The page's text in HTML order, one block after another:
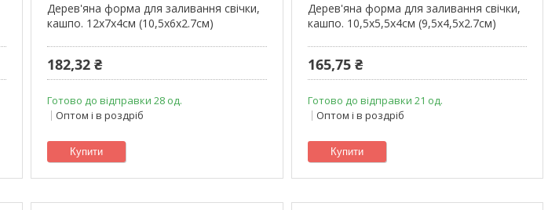
Дерев'яна форма для заливання свічки,
кашпо. 12х7х4см (10,5х6х2.7см)
182,32 ₴
Готово до відправки 28 од.
Оптом і в роздріб
Купити
Дерев'яна форма для заливання свічки,
кашпо. 10,5х5,5х4см (9,5х4,5х2.7см)
165,75 ₴
Готово до відправки 21 од.
Оптом і в роздріб
Купити